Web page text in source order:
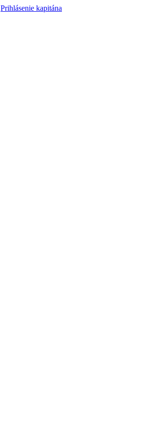
Prihlásenie kapitána